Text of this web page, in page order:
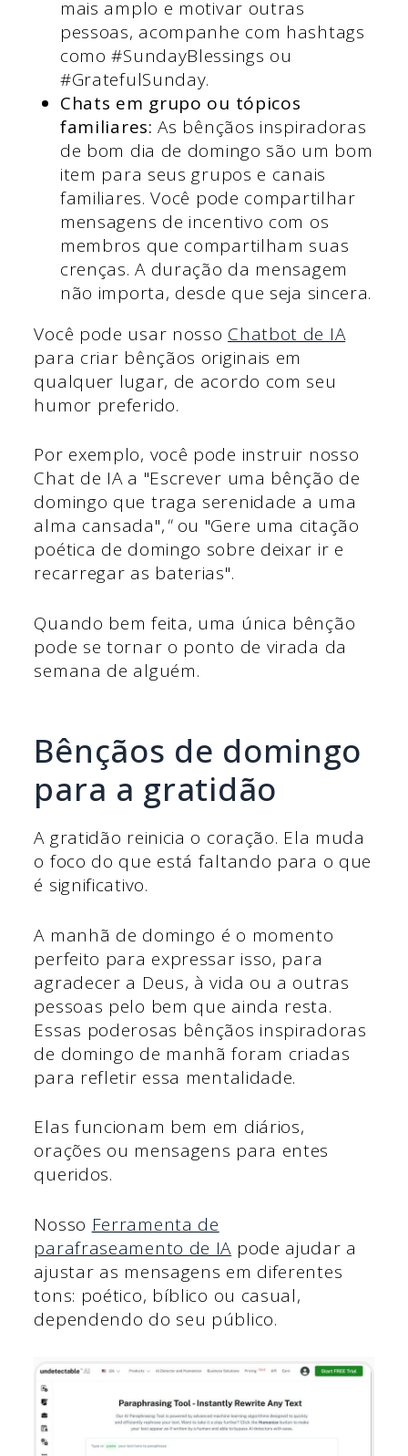
mais amplo e motivar outras
pessoas, acompanhe com hashtags
como #SundayBlessings ou
#GratefulSunday.
Chats em grupo ou tópicos
familiares: As bênçãos inspiradoras
de bom dia de domingo são um bom
item para seus grupos e canais
familiares. Você pode compartilhar
mensagens de incentivo com os
membros que compartilham suas
crenças. A duração da mensagem
não importa, desde que seja sincera.
Você pode usar nosso Chatbot de IA
para criar bênçãos originais em
qualquer lugar, de acordo com seu
humor preferido.
Por exemplo, você pode instruir nosso
Chat de IA a "Escrever uma bênção de
domingo que traga serenidade a uma
alma cansada"," ou "Gere uma citação
poética de domingo sobre deixar ir e
recarregar as baterias".
Quando bem feita, uma única bênção
pode se tornar o ponto de virada da
semana de alguém.
Bênçãos de domingo
para a gratidão
A gratidão reinicia o coração. Ela muda
o foco do que está faltando para o que
é significativo.
A manhã de domingo é o momento
perfeito para expressar isso, para
agradecer a Deus, à vida ou a outras
pessoas pelo bem que ainda resta.
Essas poderosas bênçãos inspiradoras
de domingo de manhã foram criadas
para refletir essa mentalidade.
Elas funcionam bem em diários,
orações ou mensagens para entes
queridos.
Nosso Ferramenta de
parafraseamento de IA pode ajudar a
ajustar as mensagens em diferentes
tons: poético, bíblico ou casual,
dependendo do seu público.